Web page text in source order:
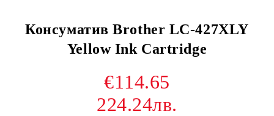
Консуматив Brother LC-427XLY
Yellow Ink Cartridge
€114.65
224.24лв.